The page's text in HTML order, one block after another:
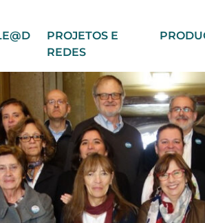
PROJETOS E
REDES